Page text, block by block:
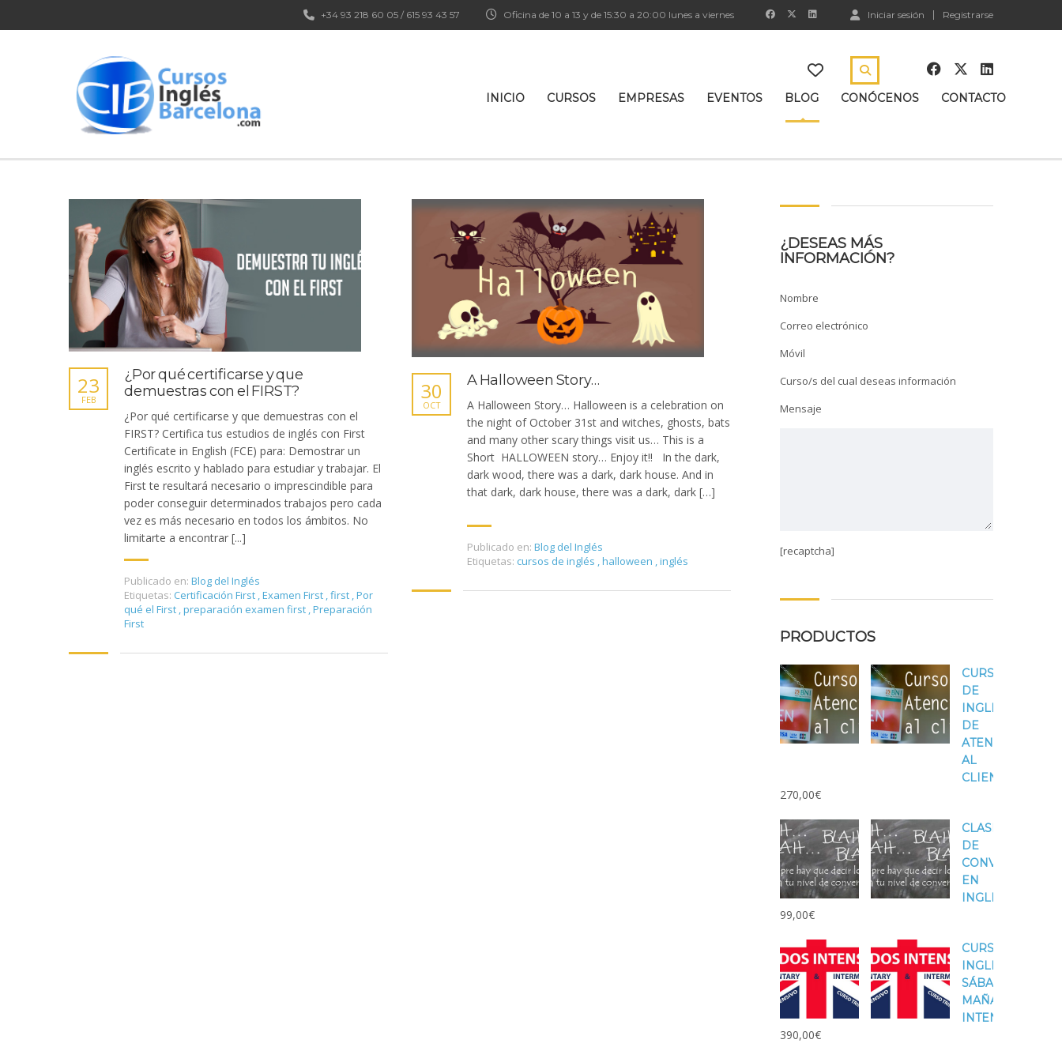
Iniciar sesión Registrarse
Oficina de 10 a 13 y de 15:30 a 20:00 lunes a viernes
+34 93 218 60 05 / 615 93 43 57
INICIO CURSOS EMPRESAS EVENTOS BLOG CONÓCENOS CONTACTO
¿Por qué certificarse y que
demuestras con el FIRST?
23
FEB
¿Por qué certificarse y que demuestras con el
FIRST? Certifica tus estudios de inglés con First
Certificate in English (FCE) para: Demostrar un
inglés escrito y hablado para estudiar y trabajar. El
First te resultará necesario o imprescindible para
poder conseguir determinados trabajos pero cada
vez es más necesario en todos los ámbitos. No
limitarte a encontrar [...]
Publicado en: Blog del Inglés
Etiquetas: Certificación First ,Examen First ,first ,Por
qué el First ,preparación examen first ,Preparación
First
A Halloween Story…
30
OCT
A Halloween Story… Halloween is a celebration on
the night of October 31st and witches, ghosts, bats
and many other scary things visit us… This is a
Short HALLOWEEN story… Enjoy it!! In the dark,
dark wood, there was a dark, dark house. And in
that dark, dark house, there was a dark, dark […]
Publicado en: Blog del Inglés
Etiquetas: cursos de inglés ,halloween ,inglés
¿DESEAS MÁS
INFORMACIÓN?
Nombre
Por favor, deja este campo vacío.
Correo electrónico
Móvil
Curso/s del cual deseas información
Mensaje
[recaptcha]
PRODUCTOS
CURSO
DE
INGLÉS
DE
ATENCIÓN
AL
CLIENTE
270,00€
CLASES
DE
CONVERSACIÓN
EN
INGLÉS
99,00€
CURSO
INGLÉS
SÁBADOS
MAÑANA
INTENSIVOS
390,00€